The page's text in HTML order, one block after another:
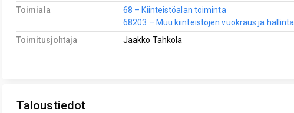
Toimiala
68 – Kiinteistöalan toiminta
68203 – Muu kiinteistöjen vuokraus ja hallinta
Toimitusjohtaja
Jaakko Tahkola
Taloustiedot